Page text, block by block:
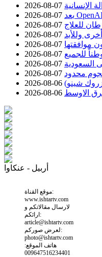
2026-08-07 الإنسانية
2026-08-07
2026-08-07 للعلاج
2026-08-07
2026-08-07 موافقتها
2026-08-07 للجميع
2026-08-07 السعودية
2026-08-07 محدود
2026-08-06
2026-08-06 الاوسط
أربيل - عنكاوا
موقع القناة:
www.ishtartv.com
لارسال مقالاتكم و
ارائكم:
article@ishtartv.com
لعرض صوركم:
photo@ishtartv.com
هاتف الموقع:
009647516234401